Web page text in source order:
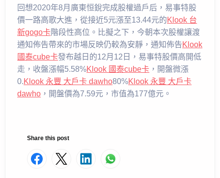
回想2020年8月廣東恒銳完成股權過戶后，易事特股
價一路高歌大進，從接近5元漲至13.44元的Klook 台
新gogo卡階段性高位。比擬之下，今朝本次股權讓渡
通知佈告帶來的市場反映仍較為安靜，通知佈告Klook
國泰cube卡發布越日的12月12日，易事特股價高開低
走，收盤漲幅5.58%Klook 國泰cube卡 ，開盤微漲
0.Klook 永豐 大戶卡 dawho80%Klook 永豐 大戶卡
dawho ，開盤價為7.59元，市值為177億元。
Share this post